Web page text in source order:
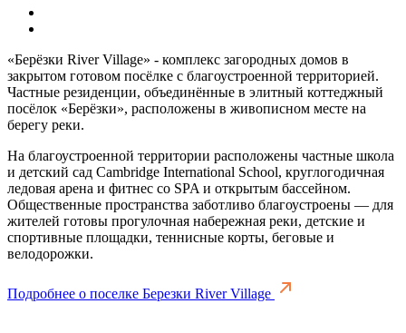
«Берёзки River Village» - комплекс загородных домов в
закрытом готовом посёлке с благоустроенной территорией.
Частные резиденции, объединённые в элитный коттеджный
посёлок «Берёзки», расположены в живописном месте на
берегу реки.
На благоустроенной территории расположены частные школа
и детский сад Cambridge International School, круглогодичная
ледовая арена и фитнес со SPA и открытым бассейном.
Общественные пространства заботливо благоустроены — для
жителей готовы прогулочная набережная реки, детские и
спортивные площадки, теннисные корты, беговые и
велодорожки.
Подробнее о поселке Березки River Village